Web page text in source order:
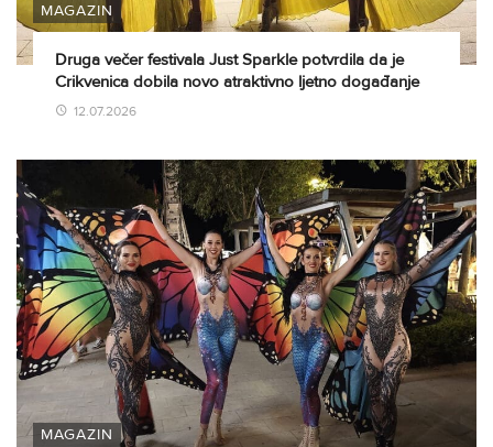
MAGAZIN
Druga večer festivala Just Sparkle potvrdila da je
Crikvenica dobila novo atraktivno ljetno događanje
12.07.2026
MAGAZIN